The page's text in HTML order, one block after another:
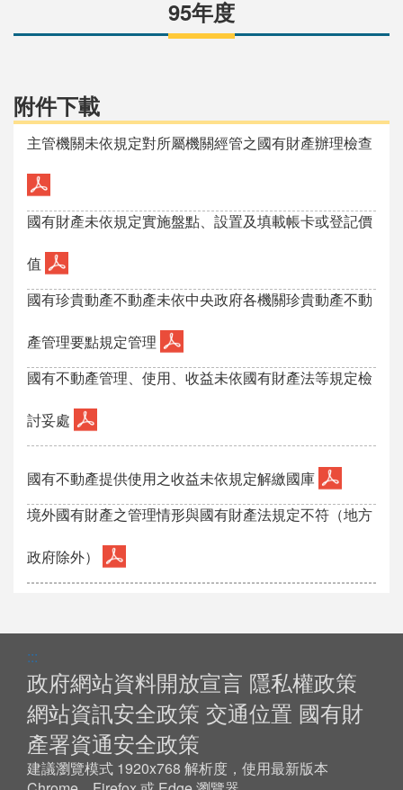
95年度
附件下載
主管機關未依規定對所屬機關經管之國有財產辦理檢查
國有財產未依規定實施盤點、設置及填載帳卡或登記價
值
國有珍貴動產不動產未依中央政府各機關珍貴動產不動
產管理要點規定管理
國有不動產管理、使用、收益未依國有財產法等規定檢
討妥處
國有不動產提供使用之收益未依規定解繳國庫
境外國有財產之管理情形與國有財產法規定不符（地方
政府除外）
:::
政府網站資料開放宣言 隱私權政策
網站資訊安全政策 交通位置 國有財
產署資通安全政策
建議瀏覽模式 1920x768 解析度，使用最新版本